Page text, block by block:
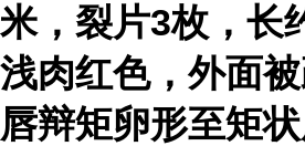
米，裂片3枚，长
浅肉红色，外面被
唇辩矩卵形至矩